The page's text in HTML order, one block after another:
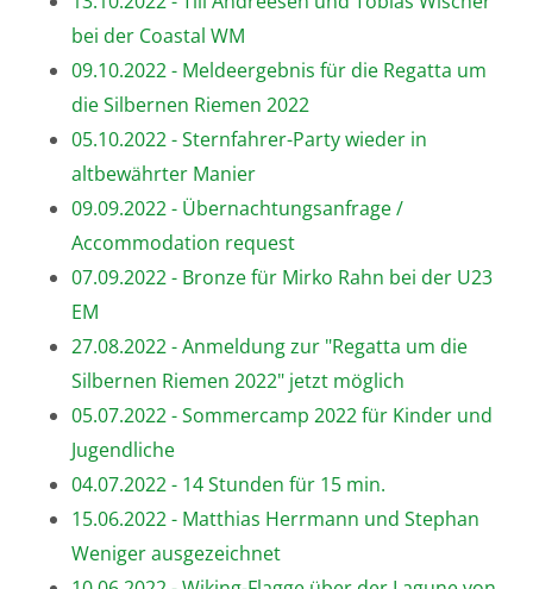
bei der Coastal WM
09.10.2022 - Meldeergebnis für die Regatta um
die Silbernen Riemen 2022
05.10.2022 - Sternfahrer-Party wieder in
altbewährter Manier
09.09.2022 - Übernachtungsanfrage /
Accommodation request
07.09.2022 - Bronze für Mirko Rahn bei der U23
EM
27.08.2022 - Anmeldung zur "Regatta um die
Silbernen Riemen 2022" jetzt möglich
05.07.2022 - Sommercamp 2022 für Kinder und
Jugendliche
04.07.2022 - 14 Stunden für 15 min.
15.06.2022 - Matthias Herrmann und Stephan
Weniger ausgezeichnet